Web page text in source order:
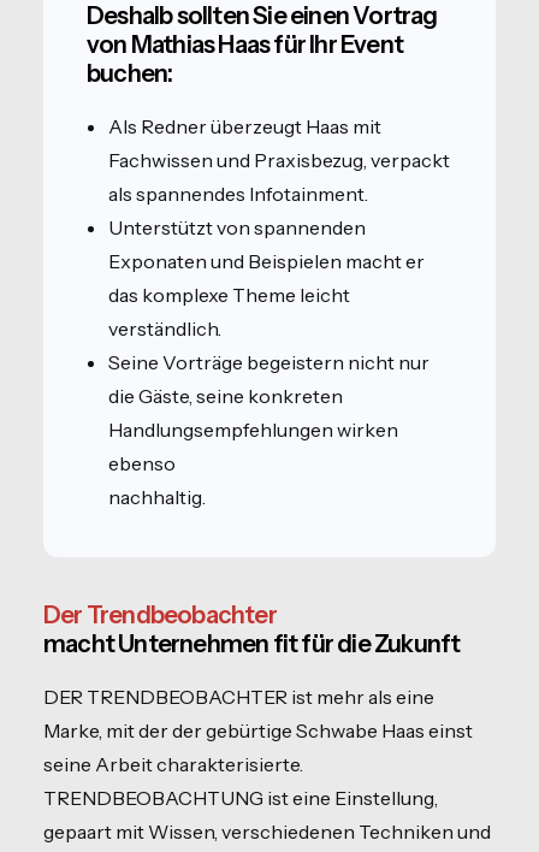
Deshalb sollten Sie einen Vortrag
von Mathias Haas für Ihr Event
buchen:
Als Redner überzeugt Haas mit
Fachwissen und Praxisbezug, verpackt
als spannendes Infotainment.
Unterstützt von spannenden
Exponaten und Beispielen macht er
das komplexe Theme leicht
verständlich.
Seine Vorträge begeistern nicht nur
die Gäste, seine konkreten
Handlungsempfehlungen wirken
ebenso
nachhaltig.
Der Trendbeobachter
macht Unternehmen fit für die Zukunft
DER TRENDBEOBACHTER ist mehr als eine
Marke, mit der der gebürtige Schwabe Haas einst
seine Arbeit charakterisierte.
TRENDBEOBACHTUNG ist eine Einstellung,
gepaart mit Wissen, verschiedenen Techniken und